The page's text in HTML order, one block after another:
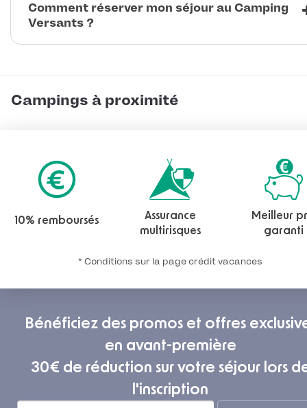
Comment réserver mon séjour au Camping
Versants ?
Campings à proximité
10% remboursés
Assurance
multirisques
Meilleur
garanti
* Conditions sur la page crédit vacances
Bénéficiez des promos et offres
en avant-première
30€ de réduction sur votre séjour lors
l'inscription